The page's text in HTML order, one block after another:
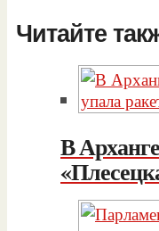
Читайте
В